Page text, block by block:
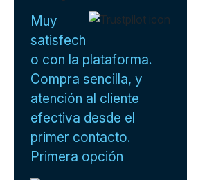
Muy
satisfech
o con la plataforma.
Compra sencilla, y
atención al cliente
efectiva desde el
primer contacto.
Primera opción